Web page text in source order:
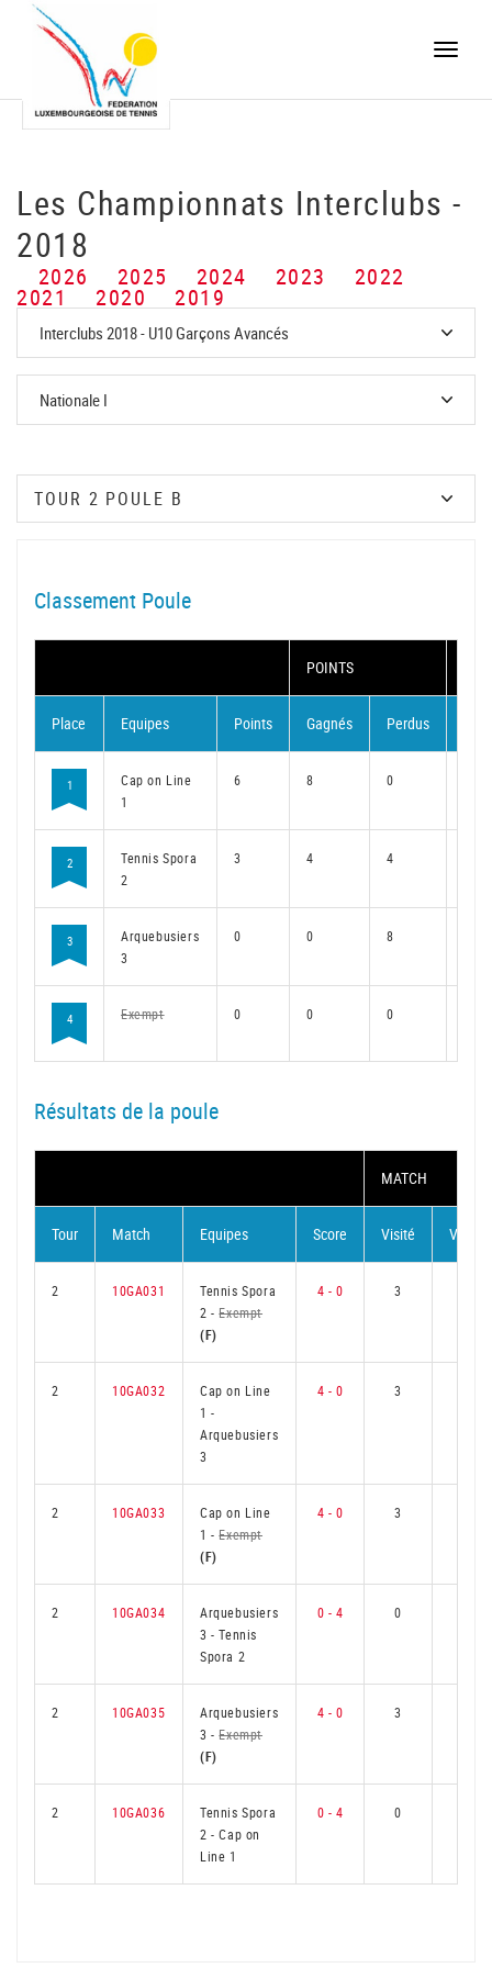
Toggle
Les Championnats Interclubs -
2018
2026 2025 2024 2023 2022
2021 2020 2019
Classement Poule
POINTS
Place Equipes Points Gagnés Perdus
1
Cap on Line
1
6 8 0
2
Tennis Spora
2
3 4 4
3
Arquebusiers
3
0 0 8
4 Exempt 0 0 0
Résultats de la poule
MATCH
Tour Match Equipes Score Visité
2 10GA031
Tennis Spora
2-Exempt
(F)
4 - 0 3
2 10GA032
Cap on Line
1-
Arquebusiers
3
4 - 0 3
2 10GA033
Cap on Line
1-Exempt
(F)
4 - 0 3
2 10GA034
Arquebusiers
3-Tennis
Spora 2
0 - 4 0
2 10GA035
Arquebusiers
3-Exempt
(F)
4 - 0 3
2 10GA036
Tennis Spora
2-Cap on
Line 1
0 - 4 0